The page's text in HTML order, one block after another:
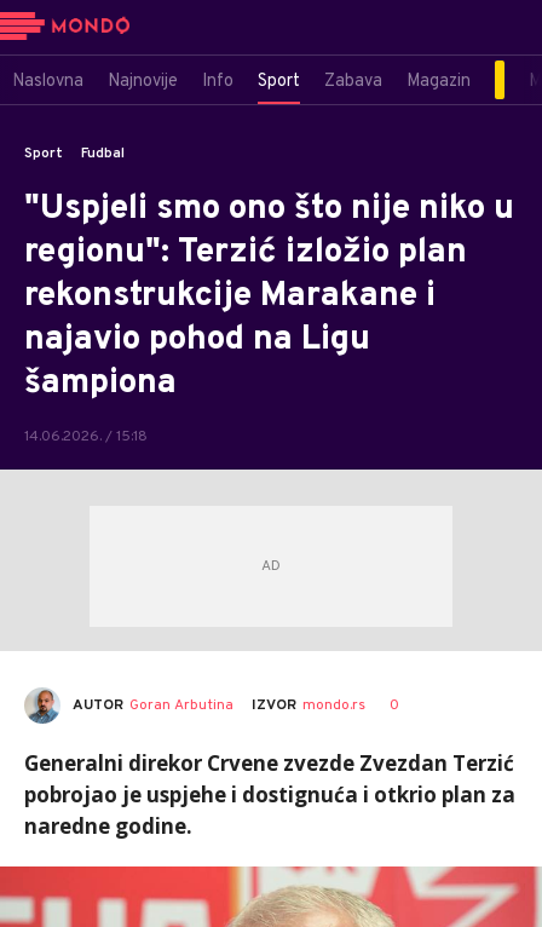
Naslovna Najnovije Info Sport Zabava Magazin
Sport Fudbal
"Uspjeli smo ono što nije niko u
regionu": Terzić izložio plan
rekonstrukcije Marakane i
najavio pohod na Ligu
šampiona
14.06.2026. / 15:18
AUTOR Goran Arbutina IZVOR mondo.rs 0
Generalni direkor Crvene zvezde Zvezdan Terzić
pobrojao je uspjehe i dostignuća i otkrio plan za
naredne godine.